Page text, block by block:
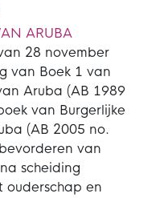
ARUBA
28 november
van Boek 1 van
Aruba (AB 1989
van Burgerlijke
(AB 2005 no.
van
scheiding
ouderschap en